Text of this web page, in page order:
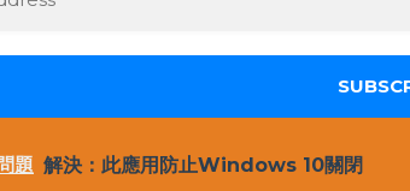
題 解決：此應用防止Windows 10關閉